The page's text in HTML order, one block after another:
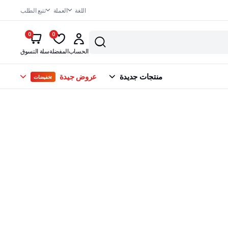
اللغة العملة تتبع الطلب
الحساب
0
المفضلة
0
سلة التسوق
منتجات جديدة عروض جيدة تخفيضات